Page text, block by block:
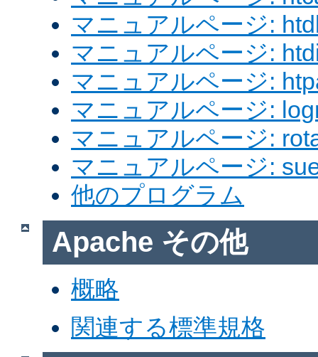
マニュアルページ:
マニュアルページ:
マニュアルページ:
マニュアルページ:
マニュアルページ:
マニュアルページ:
他のプログラム
Apache その他
概略
関連する標準規格